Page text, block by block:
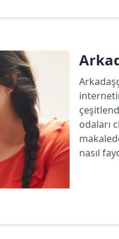
odaları
nasıl